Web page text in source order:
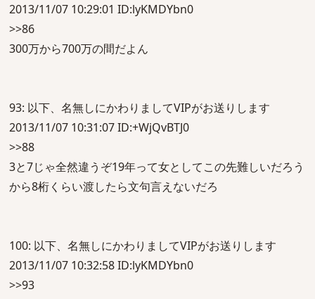
2013/11/07 10:29:01 ID:lyKMDYbn0
>>86
300万から700万の間だよん
93: 以下、名無しにかわりましてVIPがお送りします
2013/11/07 10:31:07 ID:+WjQvBTJ0
>>88
3と7じゃ全然違うぞ19年って女としてこの先難しいだろう
から8桁くらい渡したら文句言えないだろ
100: 以下、名無しにかわりましてVIPがお送りします
2013/11/07 10:32:58 ID:lyKMDYbn0
>>93